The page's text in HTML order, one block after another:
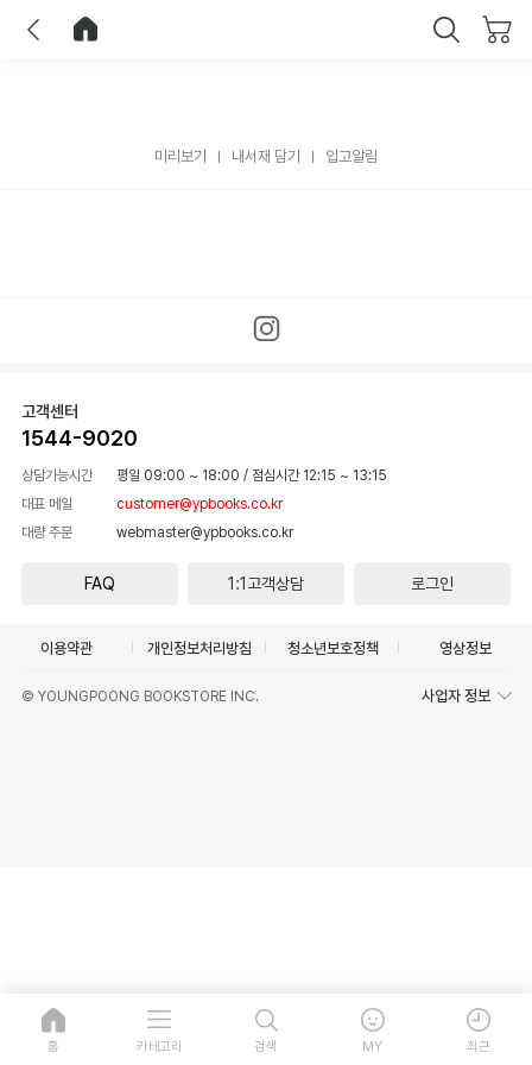
미리보기 내서재 담기 입고알림
고객센터
1544-9020
상담가능시간 평일 09:00 ~ 18:00 / 점심시간 12:15 ~ 13:15
대표 메일
customer@ypbooks.co.kr
대량 주문
webmaster@ypbooks.co.kr
FAQ 1:1고객상담 로그인
이용약관 개인정보처리방침 청소년보호정책 영상정보
© YOUNGPOONG BOOKSTORE INC. 사업자 정보
홈 카테고리 검색 MY 최근